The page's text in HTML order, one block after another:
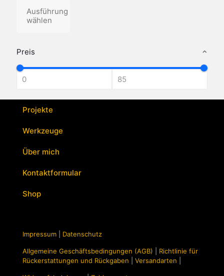
Preis
Ausführung
wählen
Produkt
mehrere
Varianten
Optionen
können
der
gewählt
Projekte
Werkzeuge
Über mich
Kontaktformular
Shop
Impressum Datenschutz
Allgemeine Geschäftsbedingungen (AGB)
Richtlinie für
Rückerstattungen und Rückgaben
Versandarten